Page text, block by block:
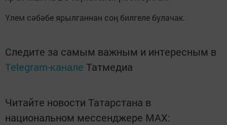
Үлем сәбәбе ярылганнан соң билгеле булачак.
Следите за самым важным и интересным в
Telegram-канале Татмедиа
Читайте новости Татарстана в
национальном мессенджере MАХ: